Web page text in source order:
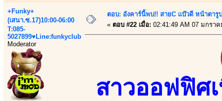
+Funky+
(เสนา.ซ.17)10:00-06:00
T:085-
5027899♥Line:funkyclub
Moderator
ตอบ: อังคาร์นี้พบ!! สายC แบ๊วดี หน้าตารู
« ตอบ #22 เมื่อ: 02:41:49 AM 07 มกรา
สาวออฟฟิศ